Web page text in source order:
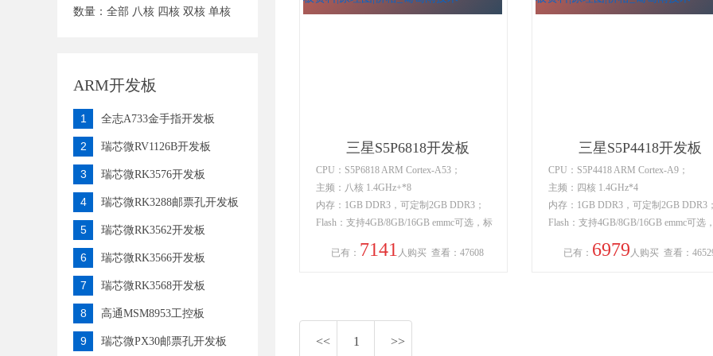
三星S5P6818开发板
CPU：S5P6818 ARM Cortex-A53；
主频：八核 1.4GHz+*8
内存：1GB DDR3，可定制2GB DDR3；
Flash：支持4GB/8GB/16GB emmc可选，标
已有： 7141 人购买 查看：47608
三星S5P4418开发板
CPU：S5P4418 ARM Cortex-A9；
主频：四核 1.4GHz*4
内存：1GB DDR3，可定制2GB DDR3；
Flash：支持4GB/8GB/16GB emmc可选
已有： 6979 人购买 查看：
<< 1 >>
数量： 全部 八核 四核 双核 单核
ARM开发板
1 全志A733金手指开发板
2 瑞芯微RV1126B开发板
3 瑞芯微RK3576开发板
4 瑞芯微RK3288邮票孔开发板
5 瑞芯微RK3562开发板
6 瑞芯微RK3566开发板
7 瑞芯微RK3568开发板
8 高通MSM8953工控板
9 瑞芯微PX30邮票孔开发板